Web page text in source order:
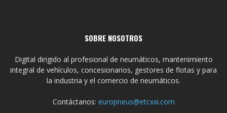
SOBRE NOSOTROS
Digital dirigido al profesional de neumáticos, mantenimiento
integral de vehículos, concesionarios, gestores de flotas y para
la industria y el comercio de neumáticos.
Contáctanos: europneus@etcxxi.com